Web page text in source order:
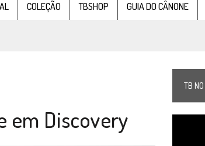
COLEÇÃO TBSHOP GUIA DO CÂNONE
em Discovery
TB